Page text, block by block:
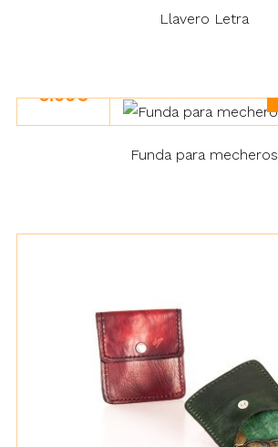
Llavero Letra
6.00€
Funda para mecheros